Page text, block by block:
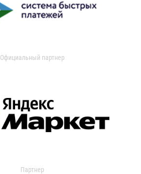
Официальный партнер
Партнер